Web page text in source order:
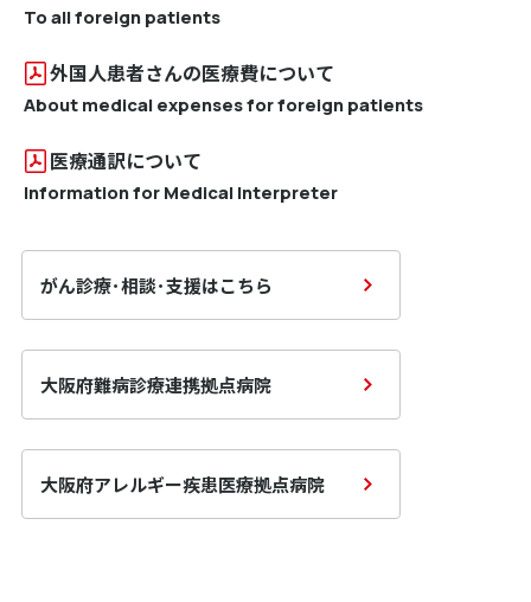
To all foreign patients
外国人患者さんの医療費について
About medical expenses for foreign patients
医療通訳について
Information for Medical Interpreter
がん診療･相談･支援はこちら
大阪府難病診療連携拠点病院
大阪府アレルギー疾患医療拠点病院